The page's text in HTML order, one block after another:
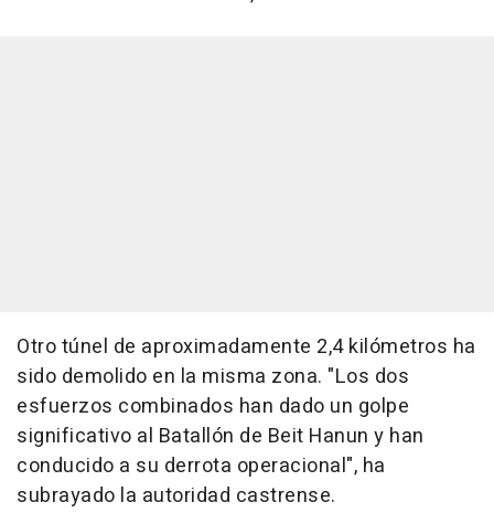
Otro túnel de aproximadamente 2,4 kilómetros ha
sido demolido en la misma zona. "Los dos
esfuerzos combinados han dado un golpe
significativo al Batallón de Beit Hanun y han
conducido a su derrota operacional", ha
subrayado la autoridad castrense.